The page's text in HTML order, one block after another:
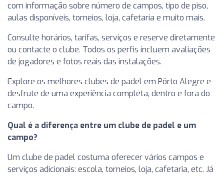
com informação sobre número de campos, tipo de piso,
aulas disponíveis, torneios, loja, cafetaria e muito mais.
Consulte horários, tarifas, serviços e reserve diretamente
ou contacte o clube. Todos os perfis incluem avaliações
de jogadores e fotos reais das instalações.
Explore os melhores clubes de padel em Pôrto Alegre e
desfrute de uma experiência completa, dentro e fora do
campo.
Qual é a diferença entre um clube de padel e um
campo?
Um clube de padel costuma oferecer vários campos e
serviços adicionais: escola, torneios, loja, cafetaria, etc. Já